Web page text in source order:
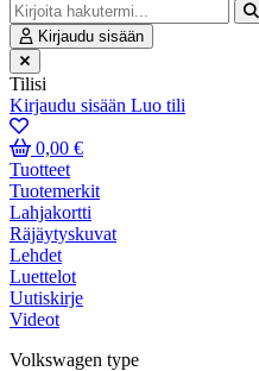
Kirjaudu sisään
Tilisi
Kirjaudu sisään Luo tili
0,00 €
Tuotteet
Tuotemerkit
Lahjakortti
Räjäytyskuvat
Lehdet
Luettelot
Uutiskirje
Videot
Volkswagen type